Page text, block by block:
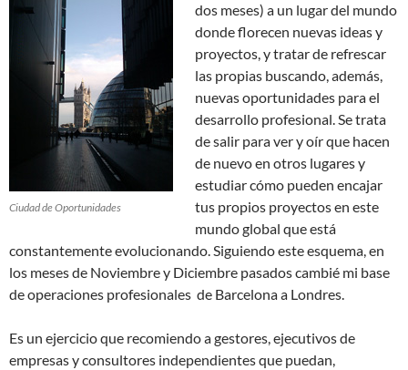
Ciudad de Oportunidades
dos meses) a un lugar del mundo
donde florecen nuevas ideas y
proyectos, y tratar de refrescar
las propias buscando, además,
nuevas oportunidades para el
desarrollo profesional. Se trata
de salir para ver y oír que hacen
de nuevo en otros lugares y
estudiar cómo pueden encajar
tus propios proyectos en este
mundo global que está
constantemente evolucionando. Siguiendo este esquema, en
los meses de Noviembre y Diciembre pasados cambié mi base
de operaciones profesionales de Barcelona a Londres.
Es un ejercicio que recomiendo a gestores, ejecutivos de
empresas y consultores independientes que puedan,